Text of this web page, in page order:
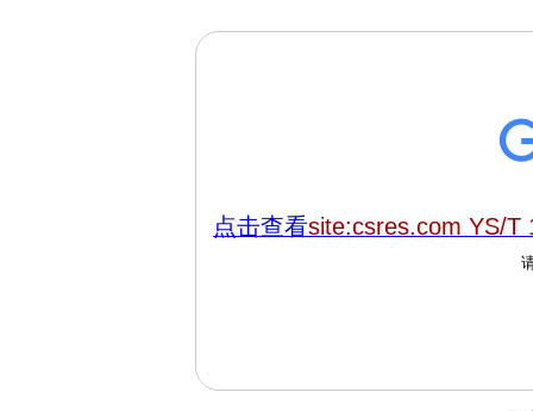
点击查看site:csres.com YS/T